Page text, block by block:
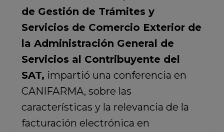
de Gestión de Trámites y
Servicios de Comercio Exterior de
la Administración General de
Servicios al Contribuyente del
SAT, impartió una conferencia en
CANIFARMA, sobre las
características y la relevancia de la
facturación electrónica en